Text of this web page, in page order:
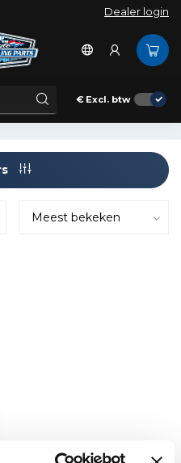
Dealer login
€ Excl. btw
SUNVISOR